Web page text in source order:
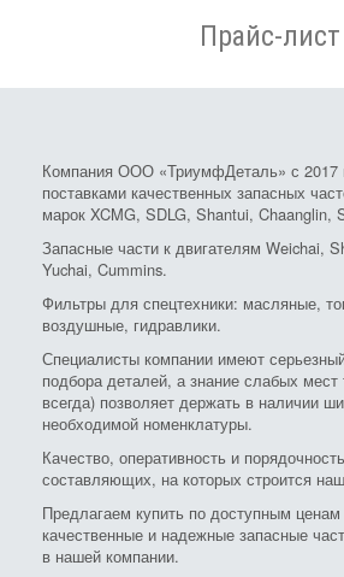
Прайс-лист
Компания ООО «ТриумфДеталь» с 2017
поставками качественных запасных
марок XCMG, SDLG, Shantui, Chaanglin,
Запасные части к двигателям Weichai,
Yuchai, Cummins.
Фильтры для спецтехники: масляные,
воздушные, гидравлики.
Специалисты компании имеют
подбора деталей, а знание слабых мест
всегда) позволяет держать в наличии
необходимой номенклатуры.
Качество, оперативность и
составляющих, на которых строится
Предлагаем купить по доступным ценам
качественные и надежные запасные
в нашей компании.